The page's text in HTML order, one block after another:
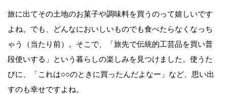
旅に出てその土地のお菓子や調味料を買うのって嬉しいです
よね。でも、どんなにおいしいものでも食べたらなくなっち
ゃう（当たり前）。そこで、「旅先で伝統的工芸品を買い普
段使いする」という暮らしの楽しみを見つけました。使うた
びに、「これは○○のときに買ったんだよなー」など、思い出
すのも幸せですよね。